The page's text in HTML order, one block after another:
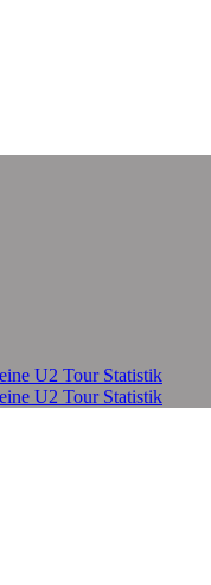
U2 Tour Statistik
U2 Tour Statistik